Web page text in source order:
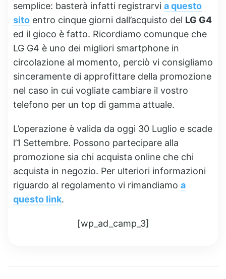
semplice: basterà infatti registrarvi a questo
sito entro cinque giorni dall’acquisto del LG G4
ed il gioco è fatto. Ricordiamo comunque che
LG G4 è uno dei migliori smartphone in
circolazione al momento, perciò vi consigliamo
sinceramente di approfittare della promozione
nel caso in cui vogliate cambiare il vostro
telefono per un top di gamma attuale.
L’operazione è valida da oggi 30 Luglio e scade
l’1 Settembre. Possono partecipare alla
promozione sia chi acquista online che chi
acquista in negozio. Per ulteriori informazioni
riguardo al regolamento vi rimandiamo a
questo link.
[wp_ad_camp_3]